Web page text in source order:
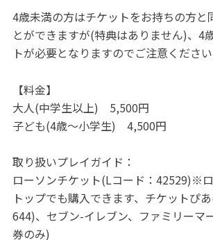
4歳未満の方はチケットをお持ちの方と
とができますが(特典はありません)、4
トが必要となりますのでご注意ください
【料金】
大人(中学生以上) 5,500円
子ども(4歳～小学生) 4,500円
取り扱いプレイガイド：
ローソンチケット(Lコード：42529)※
トップでも購入できます、チケットぴ
644)、セブン-イレブン、ファミリーマ
券のみ)